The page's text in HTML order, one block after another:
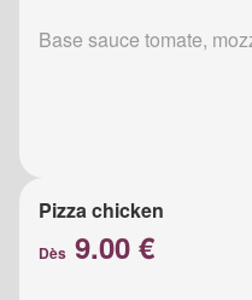
Base sauce tomate,
Pizza chicken
Dès 9.00 €